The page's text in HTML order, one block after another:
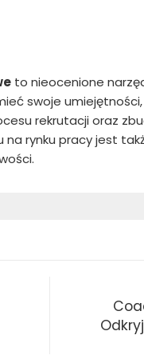
to nieocenione
swoje
rekrutacji oraz
rynku pracy jest